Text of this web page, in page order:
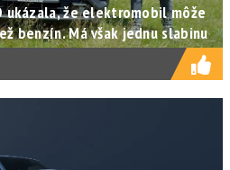
ukázala, že elektromobil môže
benzín. Má však jednu slabinu